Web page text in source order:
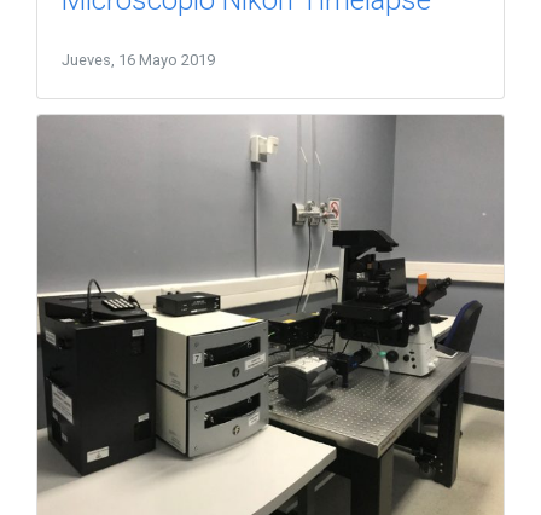
Jueves, 16 Mayo 2019